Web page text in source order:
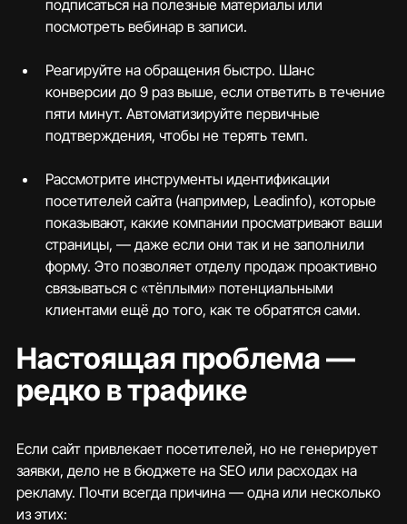
подписаться на полезные материалы или
посмотреть вебинар в записи.
Реагируйте на обращения быстро. Шанс
конверсии до 9 раз выше, если ответить в течение
пяти минут. Автоматизируйте первичные
подтверждения, чтобы не терять темп.
Рассмотрите инструменты идентификации
посетителей сайта (например, Leadinfo), которые
показывают, какие компании просматривают ваши
страницы, — даже если они так и не заполнили
форму. Это позволяет отделу продаж проактивно
связываться с «тёплыми» потенциальными
клиентами ещё до того, как те обратятся сами.
Настоящая проблема —
редко в трафике
Если сайт привлекает посетителей, но не генерирует
заявки, дело не в бюджете на SEO или расходах на
рекламу. Почти всегда причина — одна или несколько
из этих: